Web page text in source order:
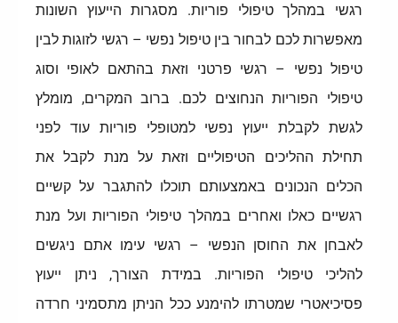
רגשי במהלך טיפולי פוריות. מסגרות הייעוץ השונות
מאפשרות לכם לבחור בין טיפול נפשי – רגשי לזוגות לבין
טיפול נפשי – רגשי פרטני וזאת בהתאם לאופי וסוג
טיפולי הפוריות הנחוצים לכם. ברוב המקרים, מומלץ
לגשת לקבלת ייעוץ נפשי למטופלי פוריות עוד לפני
תחילת ההליכים הטיפוליים וזאת על מנת לקבל את
הכלים הנכונים באמצעותם תוכלו להתגבר על קשיים
רגשיים כאלו ואחרים במהלך טיפולי הפוריות ועל מנת
לאבחן את החוסן הנפשי – רגשי עימו אתם ניגשים
להליכי טיפולי הפוריות. במידת הצורך, ניתן ייעוץ
פסיכיאטרי שמטרתו להימנע ככל הניתן מתסמיני חרדה